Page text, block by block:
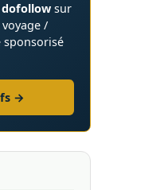
sur
voyage /
sponsorisé
→